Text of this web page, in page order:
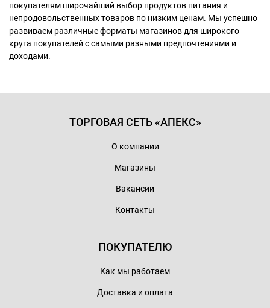
покупателям широчайший выбор продуктов питания и
непродовольственных товаров по низким ценам. Мы успешно
развиваем различные форматы магазинов для широкого
круга покупателей с самыми разными предпочтениями и
доходами.
ТОРГОВАЯ СЕТЬ «АПЕКС»
О компании
Магазины
Вакансии
Контакты
ПОКУПАТЕЛЮ
Как мы работаем
Доставка и оплата